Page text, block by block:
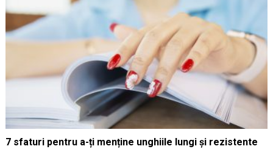
7 sfaturi pentru a-ți menține unghiile lungi și rezistente